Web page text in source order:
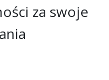
za swoje